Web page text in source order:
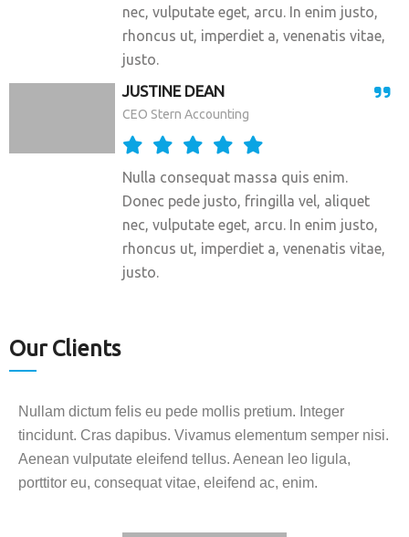
nec, vulputate eget, arcu. In enim justo,
rhoncus ut, imperdiet a, venenatis vitae,
justo.
JUSTINE DEAN
CEO Stern Accounting
Nulla consequat massa quis enim.
Donec pede justo, fringilla vel, aliquet
nec, vulputate eget, arcu. In enim justo,
rhoncus ut, imperdiet a, venenatis vitae,
justo.
Our Clients
Nullam dictum felis eu pede mollis pretium. Integer
tincidunt. Cras dapibus. Vivamus elementum semper nisi.
Aenean vulputate eleifend tellus. Aenean leo ligula,
porttitor eu, consequat vitae, eleifend ac, enim.